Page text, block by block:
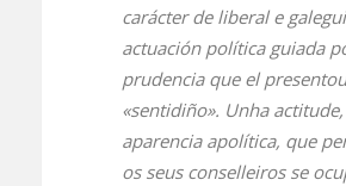
carácter de liberal e
actuación política guiada
prudencia que el
«sentidiño». Unha
aparencia apolítica, que
os seus conselleiros se